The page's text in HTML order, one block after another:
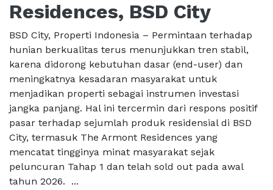
Residences, BSD City
BSD City, Properti Indonesia – Permintaan terhadap
hunian berkualitas terus menunjukkan tren stabil,
karena didorong kebutuhan dasar (end-user) dan
meningkatnya kesadaran masyarakat untuk
menjadikan properti sebagai instrumen investasi
jangka panjang. Hal ini tercermin dari respons positif
pasar terhadap sejumlah produk residensial di BSD
City, termasuk The Armont Residences yang
mencatat tingginya minat masyarakat sejak
peluncuran Tahap 1 dan telah sold out pada awal
tahun 2026. ...